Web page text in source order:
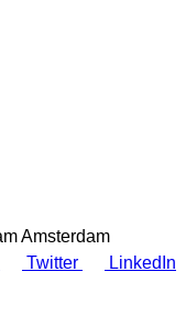
Amsterdam
Twitter LinkedIn